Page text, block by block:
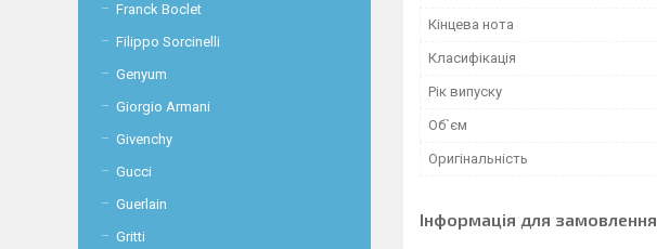
Кінцева нота
Класифікація
Рік випуску
Об`єм
Оригінальність
Інформація для замовлення
Franck Boclet
Filippo Sorcinelli
Genyum
Giorgio Armani
Givenchy
Gucci
Guerlain
Gritti